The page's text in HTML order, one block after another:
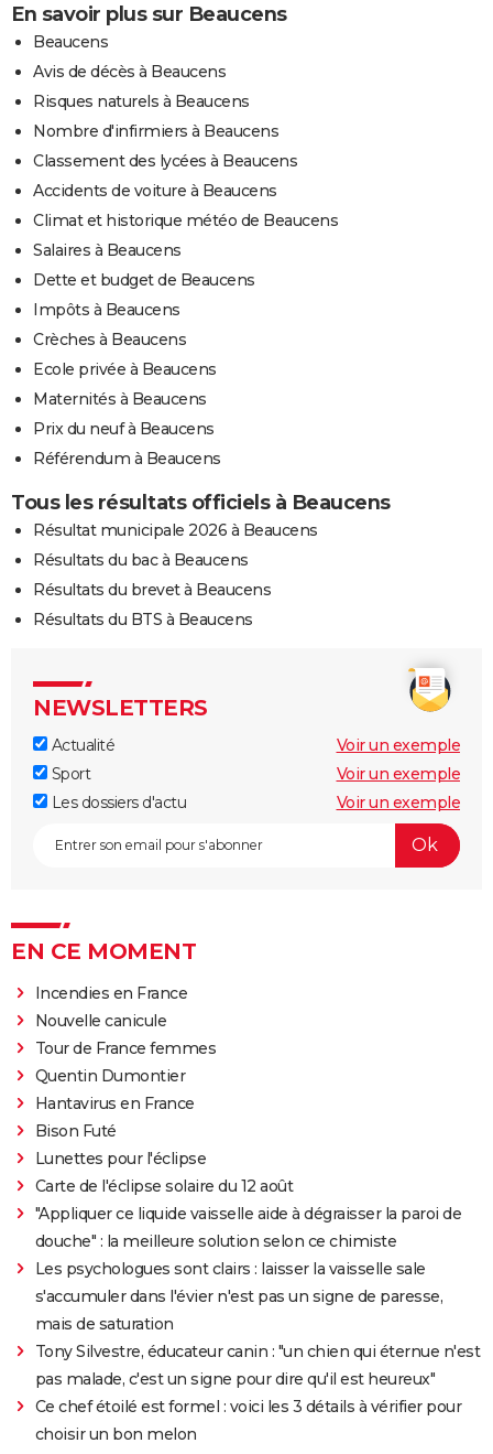
En savoir plus sur Beaucens
Beaucens
Avis de décès à Beaucens
Risques naturels à Beaucens
Nombre d'infirmiers à Beaucens
Classement des lycées à Beaucens
Accidents de voiture à Beaucens
Climat et historique météo de Beaucens
Salaires à Beaucens
Dette et budget de Beaucens
Impôts à Beaucens
Crèches à Beaucens
Ecole privée à Beaucens
Maternités à Beaucens
Prix du neuf à Beaucens
Référendum à Beaucens
Tous les résultats officiels à Beaucens
Résultat municipale 2026 à Beaucens
Résultats du bac à Beaucens
Résultats du brevet à Beaucens
Résultats du BTS à Beaucens
NEWSLETTERS
Actualité
Voir un exemple
Sport
Voir un exemple
Les dossiers d'actu
Voir un exemple
EN CE MOMENT
Incendies en France
Nouvelle canicule
Tour de France femmes
Quentin Dumontier
Hantavirus en France
Bison Futé
Lunettes pour l'éclipse
Carte de l'éclipse solaire du 12 août
"Appliquer ce liquide vaisselle aide à dégraisser la paroi de
douche" : la meilleure solution selon ce chimiste
Les psychologues sont clairs : laisser la vaisselle sale
s'accumuler dans l'évier n'est pas un signe de paresse,
mais de saturation
Tony Silvestre, éducateur canin : "un chien qui éternue n'est
pas malade, c'est un signe pour dire qu'il est heureux"
Ce chef étoilé est formel : voici les 3 détails à vérifier pour
choisir un bon melon